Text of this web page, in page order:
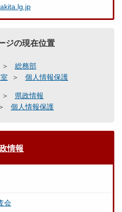
ジの現在位置
総務部
個人情報保護
県政情報
個人情報保護
情報
会